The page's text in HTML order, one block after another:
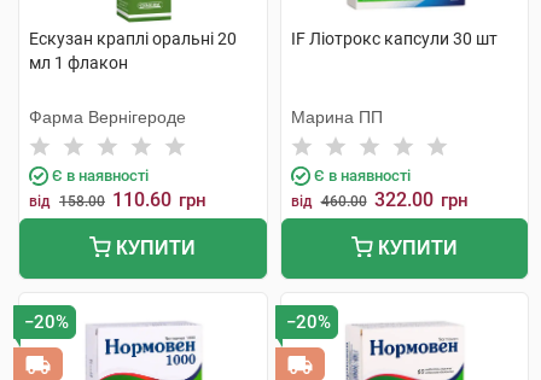
Ескузан краплі оральні 20
мл 1 флакон
Фарма Вернігероде
Є в наявності
від 158.00 110.60 грн
КУПИТИ
IF Ліотрокс капсули 30 шт
Марина ПП
Є в наявності
від 460.00 322.00 грн
КУПИТИ
−20% −20%